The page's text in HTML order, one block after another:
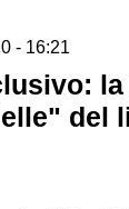
- 16:21
del